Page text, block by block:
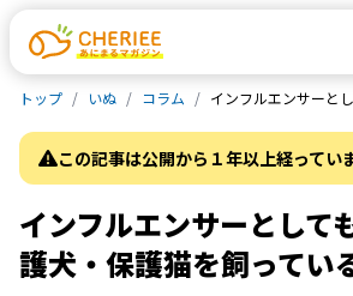
トップ いぬ コラム インフルエンサーと
この記事は公開から１年以上経っていま
インフルエンサーとして
護犬・保護猫を飼ってい